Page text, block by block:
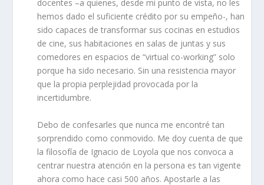
docentes –a quienes, desde mi punto de vista, no les
hemos dado el suficiente crédito por su empeño-, han
sido capaces de transformar sus cocinas en estudios
de cine, sus habitaciones en salas de juntas y sus
comedores en espacios de “virtual co-working” solo
porque ha sido necesario. Sin una resistencia mayor
que la propia perplejidad provocada por la
incertidumbre.
Debo de confesarles que nunca me encontré tan
sorprendido como conmovido. Me doy cuenta de que
la filosofía de Ignacio de Loyola que nos convoca a
centrar nuestra atención en la persona es tan vigente
ahora como hace casi 500 años. Apostarle a las